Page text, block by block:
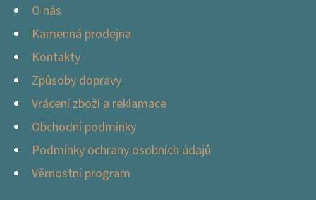
O nás
Kamenná prodejna
Kontakty
Způsoby dopravy
Vrácení zboží a reklamace
Obchodní podmínky
Podmínky ochrany osobních údajů
Věrnostní program